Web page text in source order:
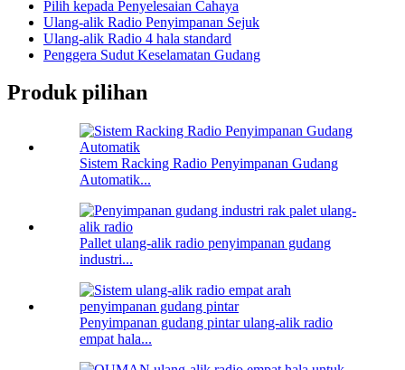
Pilih kepada Penyelesaian Cahaya
Ulang-alik Radio Penyimpanan Sejuk
Ulang-alik Radio 4 hala standard
Penggera Sudut Keselamatan Gudang
Produk pilihan
Sistem Racking Radio Penyimpanan Gudang
Automatik...
Pallet ulang-alik radio penyimpanan gudang
industri...
Penyimpanan gudang pintar ulang-alik radio
empat hala...